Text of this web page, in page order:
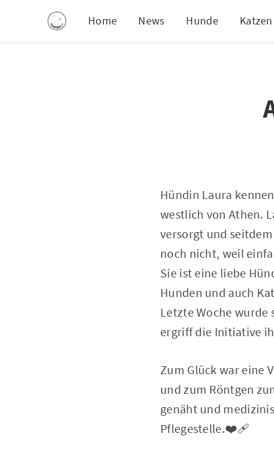
Home News Hunde Katzen
Hündin Laura
westlich von Athen.
versorgt und
noch nicht, weil
Sie ist eine liebe
Hunden und auch
Letzte Woche wurde
ergriff die Initiative
Zum Glück war eine
und zum Röntgen
genäht und
Pflegestelle.❤️‍🩹